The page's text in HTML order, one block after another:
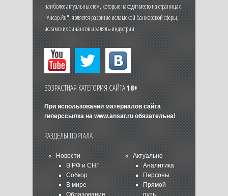
наиболее актуальных тем, которые находят место на страницах
"Ансар.Ru", является развитие исламской банковской сферы,
исламских финансов и халяль-индустрии.
ВОЗРАСТНАЯ КАТЕГОРИЯ САЙТА18+
При использовании материалов сайта
гиперссылка на www.ansar.ruобязательна!
РАЗДЕЛЫ ПОРТАЛА
Новости
В РФ и СНГ
Собкор
В мире
Образование
Актуально
Аналитика
Персоны
Прямой
путь